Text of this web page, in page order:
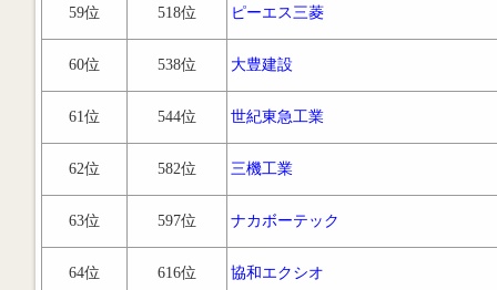
59位 518位 ピーエス三菱
60位 538位 大豊建設
61位 544位 世紀東急工業
62位 582位 三機工業
63位 597位 ナカボーテック
64位 616位 協和エクシオ